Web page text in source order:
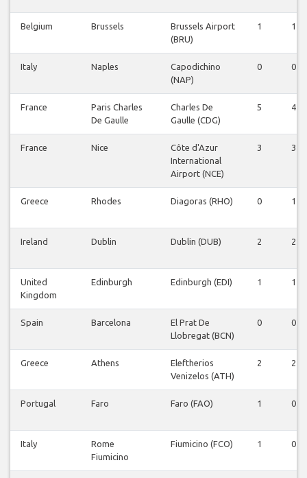
Belgium Brussels
Brussels Airport
(BRU)
1 1
Italy Naples
Capodichino
(NAP)
0 0
France
Paris Charles
De Gaulle
Charles De
Gaulle (CDG)
5 4
France Nice
Côte d'Azur
International
Airport (NCE)
3 3
Greece Rhodes Diagoras (RHO) 0 1
Ireland Dublin Dublin (DUB) 2 2
United
Kingdom
Edinburgh Edinburgh (EDI) 1 1
Spain Barcelona
El Prat De
Llobregat (BCN)
0 0
Greece Athens
Eleftherios
Venizelos (ATH)
2 2
Portugal Faro Faro (FAO) 1 0
Italy
Rome
Fiumicino
Fiumicino (FCO) 1 0